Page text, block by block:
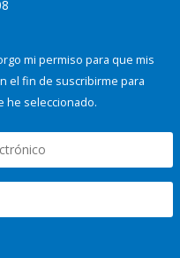
mi permiso para que mis
el fin de suscribirme para
he seleccionado.